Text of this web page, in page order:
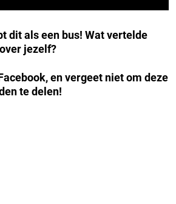
dit als een bus! Wat vertelde
jezelf?
en vergeet niet om deze
te delen!